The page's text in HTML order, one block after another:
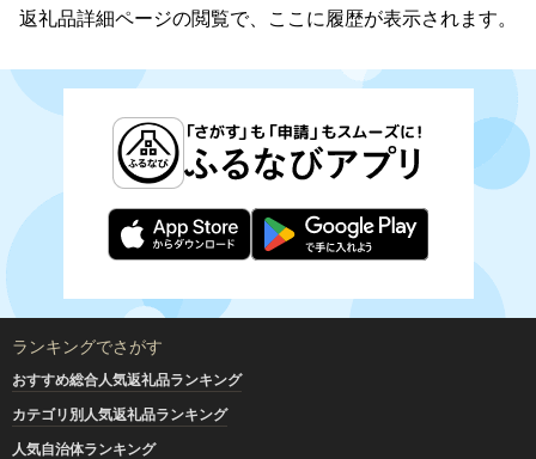
返礼品詳細ページの閲覧で、ここに履歴が表示されます。
ランキングでさがす
おすすめ総合人気返礼品ランキング
カテゴリ別人気返礼品ランキング
人気自治体ランキング